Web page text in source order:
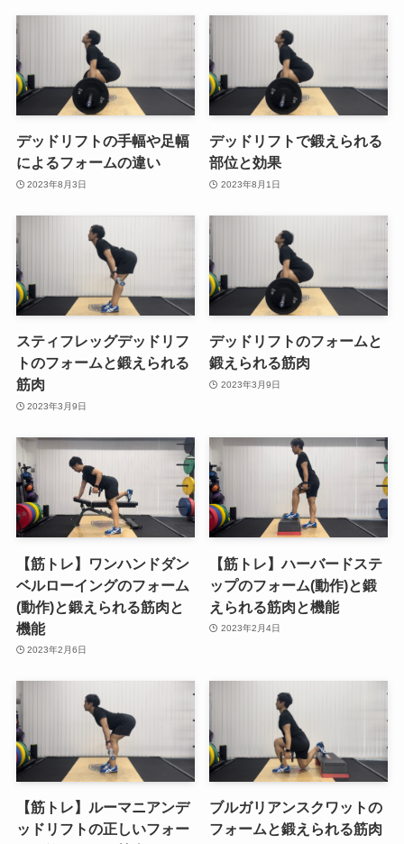
デッドリフトの手幅や足幅
によるフォームの違い
2023年8月3日
デッドリフトで鍛えられる
部位と効果
2023年8月1日
スティフレッグデッドリフ
トのフォームと鍛えられる
筋肉
2023年3月9日
デッドリフトのフォームと
鍛えられる筋肉
2023年3月9日
【筋トレ】ワンハンドダン
ベルローイングのフォーム
(動作)と鍛えられる筋肉と
機能
2023年2月6日
【筋トレ】ハーバードステ
ップのフォーム(動作)と鍛
えられる筋肉と機能
2023年2月4日
【筋トレ】ルーマニアンデ
ッドリフトの正しいフォー
ブルガリアンスクワットの
フォームと鍛えられる筋肉